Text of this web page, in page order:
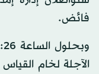
فائض.
الآجلة لخام